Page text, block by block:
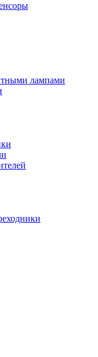
лампами